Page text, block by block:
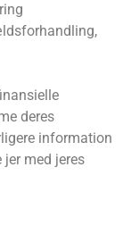
deres
information
med jeres